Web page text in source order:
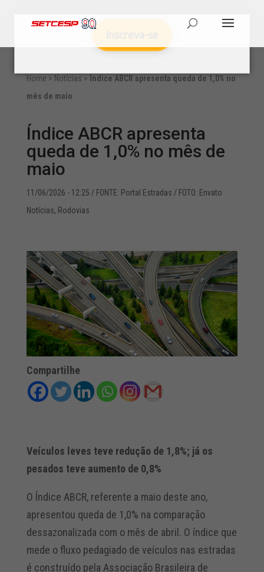
Home > Notícias > Índice ABCR apresenta queda de 1,0% no
mês de maio
Índice ABCR apresenta
queda de 1,0% no mês de
maio
11/06/2026 - 12:25 / FONTE: Portal Estradas / FOTO: Envato
Notícias, Rodovias
Compartilhe
Veículos leves teve redução de 1,8%; já os
pesados teve aumento de 0,8%
O Índice ABCR, referente a maio deste ano,
apresentou queda de 1,0% na comparação
dessazonalizada com o mês de abril. O índice que
mede o fluxo pedagiado de veículos nas estradas
é construído pela Associação Brasileira de